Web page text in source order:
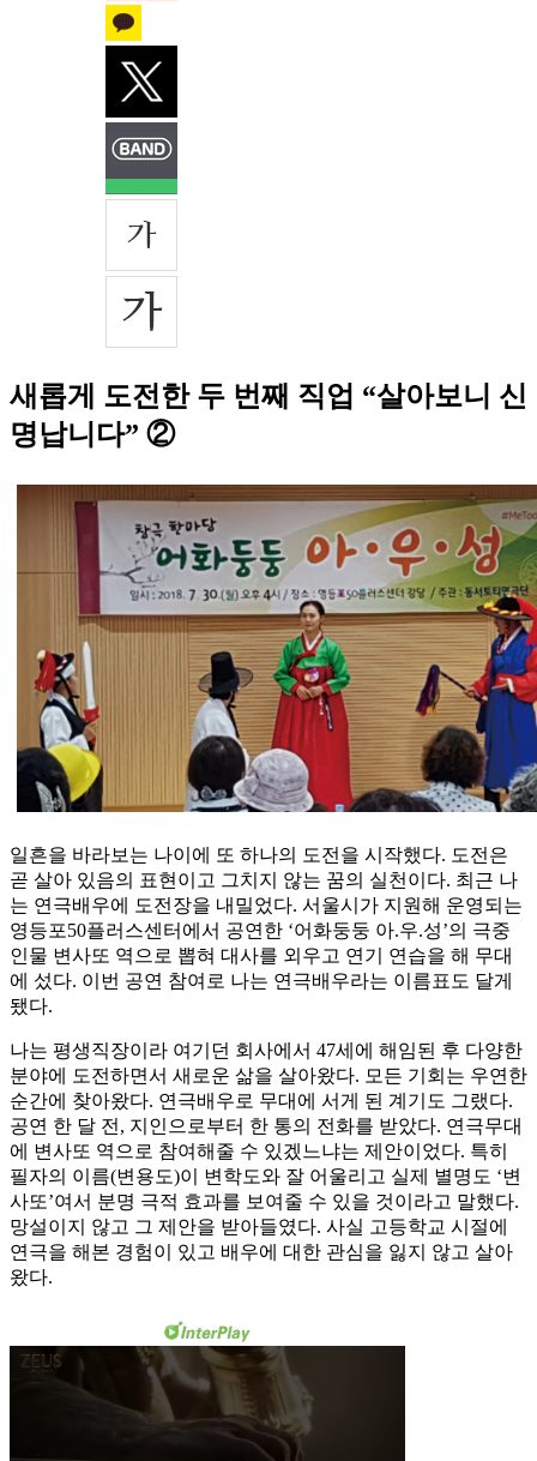
새롭게 도전한 두 번째 직업 “살아보니 신
명납니다” ②
일흔을 바라보는 나이에 또 하나의 도전을 시작했다. 도전은
곧 살아 있음의 표현이고 그치지 않는 꿈의 실천이다. 최근 나
는 연극배우에 도전장을 내밀었다. 서울시가 지원해 운영되는
영등포50플러스센터에서 공연한 ‘어화둥둥 아.우.성’의 극중
인물 변사또 역으로 뽑혀 대사를 외우고 연기 연습을 해 무대
에 섰다. 이번 공연 참여로 나는 연극배우라는 이름표도 달게
됐다.
나는 평생직장이라 여기던 회사에서 47세에 해임된 후 다양한
분야에 도전하면서 새로운 삶을 살아왔다. 모든 기회는 우연한
순간에 찾아왔다. 연극배우로 무대에 서게 된 계기도 그랬다.
공연 한 달 전, 지인으로부터 한 통의 전화를 받았다. 연극무대
에 변사또 역으로 참여해줄 수 있겠느냐는 제안이었다. 특히
필자의 이름(변용도)이 변학도와 잘 어울리고 실제 별명도 ‘변
사또’여서 분명 극적 효과를 보여줄 수 있을 것이라고 말했다.
망설이지 않고 그 제안을 받아들였다. 사실 고등학교 시절에
연극을 해본 경험이 있고 배우에 대한 관심을 잃지 않고 살아
왔다.